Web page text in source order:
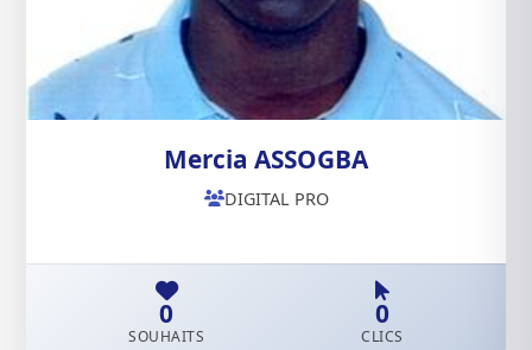
Mercia ASSOGBA
DIGITAL PRO
0
SOUHAITS
0
CLICS